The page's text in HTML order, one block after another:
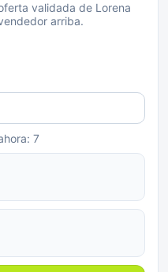
validada de Lorena
arriba.
7